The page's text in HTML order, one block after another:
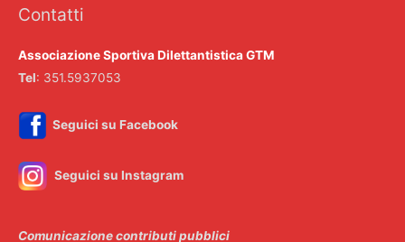
Contatti
Associazione Sportiva Dilettantistica GTM
Tel: 351.5937053
Seguici su Facebook
Seguici su Instagram
Comunicazione contributi pubblici